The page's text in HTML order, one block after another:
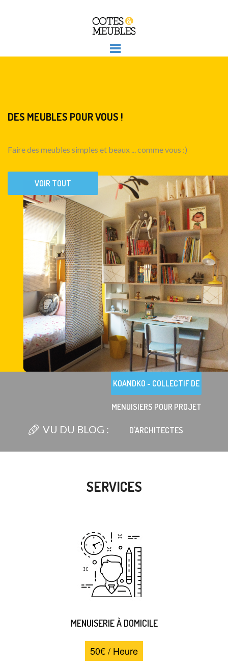
DES MEUBLES POUR VOUS !
Faire des meubles simples et beaux ... comme vous :)
VOIR TOUT
VU DU BLOG :
KOANDKO - COLLECTIF DE
MENUISIERS POUR PROJET
D'ARCHITECTES
SERVICES
MENUISERIE À DOMICILE
50€ / Heure